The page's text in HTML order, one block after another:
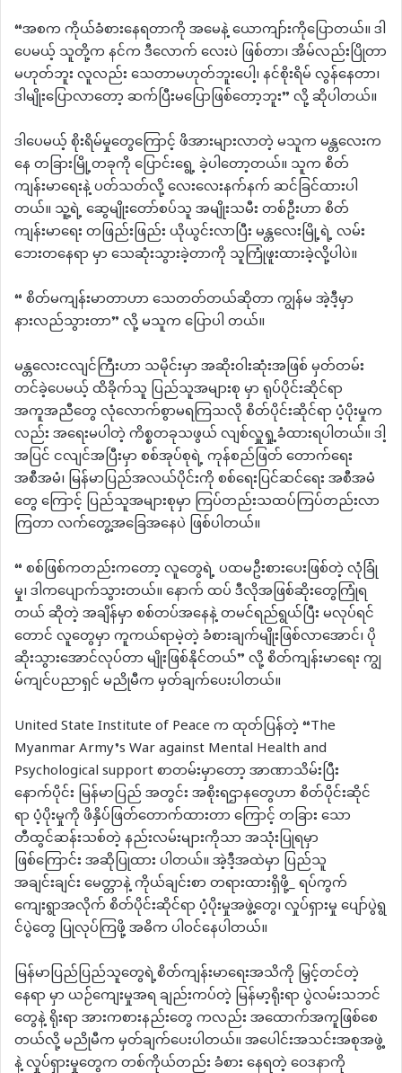
“အစက ကိုယ်ခံစားနေရတာကို အမေနဲ့ ယောကျာ်းကိုပြောတယ်။ ဒါ
ပေမယ့် သူတို့က နင်က ဒီလောက် လေးပဲ ဖြစ်တာ၊ အိမ်လည်းပြိုတာ
မဟုတ်ဘူး လူလည်း သေတာမဟုတ်ဘူးပေါ့၊ နင်စိုးရိမ် လွန်နေတာ၊
ဒါမျိုးပြောလာတော့ ဆက်ပြီးမပြောဖြစ်တော့ဘူး” လို့ ဆိုပါတယ်။
ဒါပေမယ့် စိုးရိမ်မှုတွေကြောင့် ဖိအားများလာတဲ့ မသူက မန္တလေးက
နေ တခြားမြို့တခုကို ပြောင်းရွေ့ ခဲ့ပါတော့တယ်။ သူက စိတ်
ကျန်းမာရေးနဲ့ ပတ်သတ်လို့ လေးလေးနက်နက် ဆင်ခြင်ထားပါ
တယ်။ သူ့ရဲ့ ဆွေမျိုးတော်စပ်သူ အမျိုးသမီး တစ်ဦးဟာ စိတ်
ကျန်းမာရေး တဖြည်းဖြည်း ယိုယွင်းလာပြီး မန္တလေးမြို့ရဲ့ လမ်း
ဘေးတနေရာ မှာ သေဆုံးသွားခဲ့တာကို သူကြုံဖူးထားခဲ့လို့ပါပဲ။
“ စိတ်မကျန်းမာတာဟာ သေတတ်တယ်ဆိုတာ ကျွန်မ အဲ့ဒီ့မှာ
နားလည်သွားတာ” လို့ မသူက ပြောပါ တယ်။
မန္တလေးငလျင်ကြီးဟာ သမိုင်းမှာ အဆိုးဝါးဆုံးအဖြစ် မှတ်တမ်း
တင်ခဲ့ပေမယ့် ထိခိုက်သူ ပြည်သူအများစု မှာ ရုပ်ပိုင်းဆိုင်ရာ
အကူအညီတွေ လုံလောက်စွာမရကြသလို စိတ်ပိုင်းဆိုင်ရာ ပံ့ပိုးမှုက
လည်း အရေးမပါတဲ့ ကိစ္စတခုသဖွယ် လျစ်လှူရှု့ခံထားရပါတယ်။ ဒါ့
အပြင် ငလျင်အပြီးမှာ စစ်အုပ်စုရဲ့ ကုန်စည်ဖြတ် တောက်ရေး
အစီအမံ၊ မြန်မာပြည်အလယ်ပိုင်းကို စစ်ရေးပြင်ဆင်ရေး အစီအမံ
တွေ ကြောင့် ပြည်သူအများစုမှာ ကြပ်တည်းသထပ်ကြပ်တည်းလာ
ကြတာ လက်တွေ့အခြေအနေပဲ ဖြစ်ပါတယ်။
“ စစ်ဖြစ်ကတည်းကတော့ လူတွေရဲ့ ပထမဦးစားပေးဖြစ်တဲ့ လုံခြုံ
မှု၊ ဒါကပျောက်သွားတယ်။ နောက် ထပ် ဒီလိုအဖြစ်ဆိုးတွေကြုံရ
တယ် ဆိုတဲ့ အချိန်မှာ စစ်တပ်အနေနဲ့ တမင်ရည်ရွယ်ပြီး မလုပ်ရင်
တောင် လူတွေမှာ ကူကယ်ရာမဲ့တဲ့ ခံစားချက်မျိုးဖြစ်လာအောင်၊ ပို
ဆိုးသွားအောင်လုပ်တာ မျိုးဖြစ်နိုင်တယ်” လို့ စိတ်ကျန်းမာရေး ကျွ
မ်ကျင်ပညာရှင် မညိုမီက မှတ်ချက်ပေးပါတယ်။
United State Institute of Peace က ထုတ်ပြန်တဲ့ “The
Myanmar Army’s War against Mental Health and
Psychological support စာတမ်းမှာတော့ အာဏာသိမ်းပြီး
နောက်ပိုင်း မြန်မာပြည် အတွင်း အစိုးရဌာနတွေဟာ စိတ်ပိုင်းဆိုင်
ရာ ပံ့ပိုးမှုကို ဖိနှိပ်ဖြတ်တောက်ထားတာ ကြောင့် တခြား သော
တီထွင်ဆန်းသစ်တဲ့ နည်းလမ်းများကိုသာ အသုံးပြုရမှာ
ဖြစ်ကြောင်း အဆိုပြုထား ပါတယ်။ အဲ့ဒီ့အထဲမှာ ပြည်သူ
အချင်းချင်း မေတ္တာနဲ့ ကိုယ်ချင်းစာ တရားထားရှိဖို့_ ရပ်ကွက်
ကျေးရွာအလိုက် စိတ်ပိုင်းဆိုင်ရာ ပံ့ပိုးမှုအဖွဲ့တွေ၊ လှုပ်ရှားမှု ပျော်ပွဲရွ
င်ပွဲတွေ ပြုလုပ်ကြဖို့ အဓိက ပါဝင်နေပါတယ်။
မြန်မာပြည်ပြည်သူတွေရဲ့စိတ်ကျန်းမာရေးအသိကို မြှင့်တင်တဲ့
နေရာ မှာ ယဉ်ကျေးမှုအရ ချည်းကပ်တဲ့ မြန်မာ့ရိုးရာ ပွဲလမ်းသဘင်
တွေနဲ့ ရိုးရာ အားကစားနည်းတွေ ကလည်း အထောက်အကူဖြစ်စေ
တယ်လို့ မညိုမီက မှတ်ချက်ပေးပါတယ်။ အပေါင်းအသင်းအစုအဖွဲ့
နဲ့ လှုပ်ရှားမှုတွေက တစ်ကိုယ်တည်း ခံစား နေရတဲ့ ဝေဒနာကို